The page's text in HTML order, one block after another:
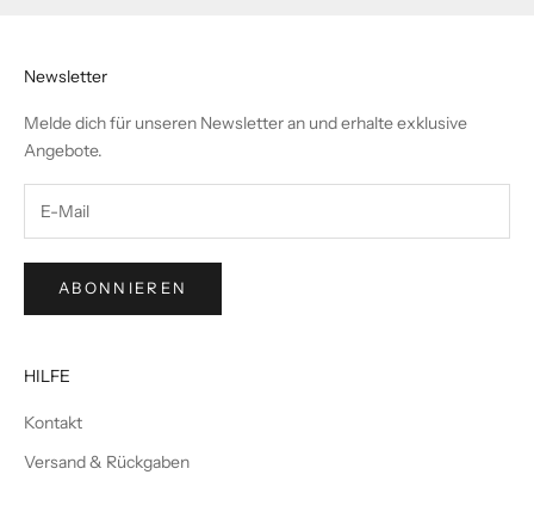
Newsletter
Melde dich für unseren Newsletter an und erhalte exklusive
Angebote.
ABONNIEREN
HILFE
Kontakt
Versand & Rückgaben